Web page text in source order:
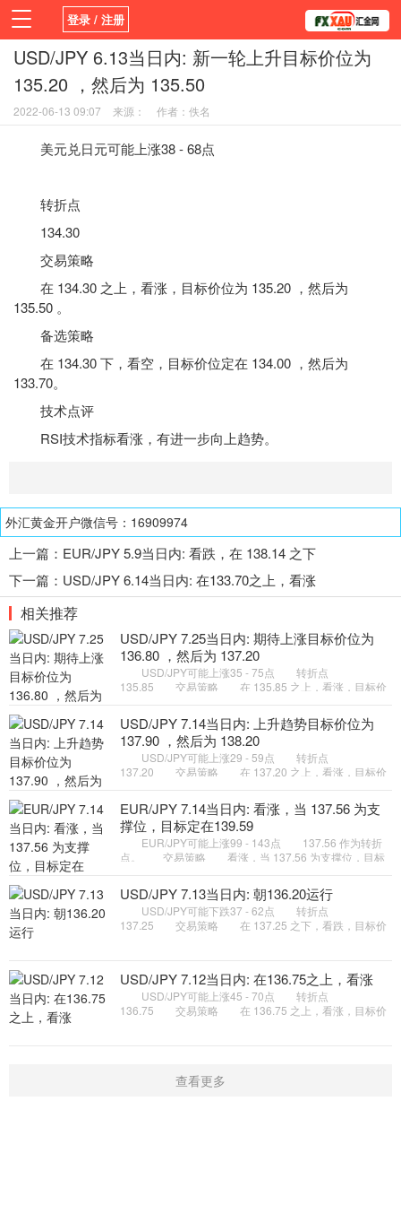
登录 / 注册
首页 新闻 观点 货币
学院
平台
指标EA 书籍
USD/JPY 6.13当日内: 新一轮上升目标价位为
135.20 ，然后为 135.50
2022-06-13 09:07 来源： 作者：佚名
美元兑日元可能上涨38 - 68点
转折点
134.30
交易策略
在 134.30 之上，看涨，目标价位为 135.20 ，然后为
135.50 。
备选策略
在 134.30 下，看空，目标价位定在 134.00 ，然后为
133.70。
技术点评
RSI技术指标看涨，有进一步向上趋势。
外汇黄金开户微信号：16909974
上一篇： EUR/JPY 5.9当日内: 看跌，在 138.14 之下
下一篇： USD/JPY 6.14当日内: 在133.70之上，看涨
相关推荐
USD/JPY 7.25当日内: 期待上涨目标价位为
136.80 ，然后为 137.20
USD/JPY可能上涨35 - 75点 转折点
135.85 交易策略 在 135.85 之上，看涨，目标价
135.85 下，看空，目标价位定在
USD/JPY 7.14当日内: 上升趋势目标价位为
137.90 ，然后为 138.20
USD/JPY可能上涨29 - 59点 转折点
137.20 交易策略 在 137.20 之上，看涨，目标价
137.20 下，看空，目标价位定在
EUR/JPY 7.14当日内: 看涨，当 137.56 为支
撑位，目标定在139.59
EUR/JPY可能上涨99 - 143点 137.56 作为转折
点。 交易策略 看涨，当 137.56 为支撑位，目标
EUR/JPY 目标方向定在 136
USD/JPY 7.13当日内: 朝136.20运行
USD/JPY可能下跌37 - 62点 转折点
137.25 交易策略 在 137.25 之下，看跌，目标价
USD/JPY 7.12当日内: 在136.75之上，看涨
USD/JPY可能上涨45 - 70点 转折点
136.75 交易策略 在 136.75 之上，看涨，目标价
查看更多